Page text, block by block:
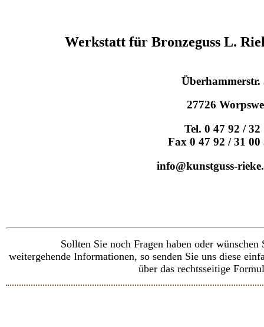
Werkstatt für Bronzeguss L.
Überhammerstr.
27726
Tel. 0 47 92 / 32
Fax 0 47 92 / 31 00
info@kunstguss-
Sollten Sie noch Fragen haben oder wünschen
weitergehende Informationen, so senden Sie uns diese
über das rechtsseitige